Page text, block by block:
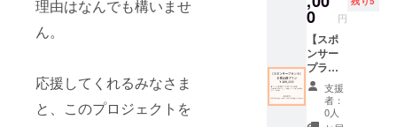
理由はなんでも構いませ
ん。
応援してくれるみなさま
と、このプロジェクトを
内) ■エ
ンド
ロール
クレ
ジット
にお名
前記載
※支援
＆フラ
イヤー
にロゴ
を掲載
します
※ロゴな
どの画
像の受
け渡し
0 円
【スポ
ンサー
プラン
③】 企
業出展
プラン
■エンタ
支援
者：
0人